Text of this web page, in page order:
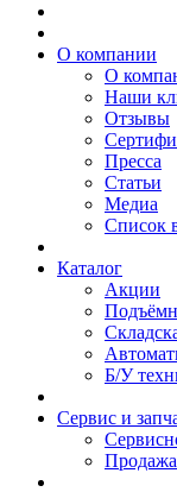
О компании
О
Наши
Отзывы
Пресса
Статьи
Медиа
Список
Каталог
Акции
Б/У
Сервис и
Продажа